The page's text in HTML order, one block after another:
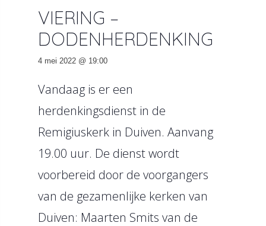
VIERING –
DODENHERDENKING
4 mei 2022 @ 19:00
Vandaag is er een
herdenkingsdienst in de
Remigiuskerk in Duiven. Aanvang
19.00 uur. De dienst wordt
voorbereid door de voorgangers
van de gezamenlijke kerken van
Duiven: Maarten Smits van de